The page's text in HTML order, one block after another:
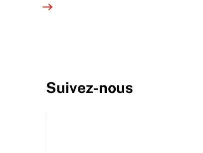
Suivez-nous